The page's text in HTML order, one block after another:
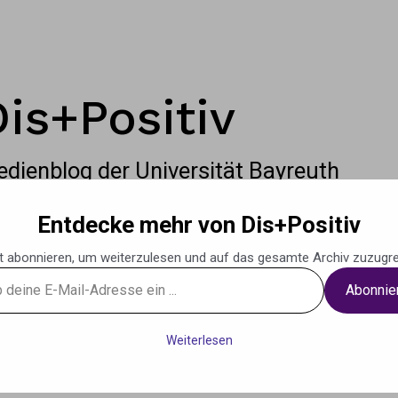
der Universität Bayreuth
Podcasts Musik
der Uni Bayreuth
Entdecke mehr von Dis+Positiv
abonnieren, um weiterzulesen und auf das gesamte Archiv
Weiterlesen